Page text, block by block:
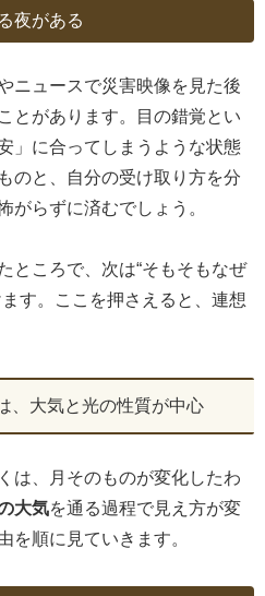
夜がある
ニュースで災害映像を見た後
とがあります。目の錯覚とい
」に合ってしまうような状態
のと、自分の受け取り方を分
がらずに済むでしょう。
ところで、次は“そもそもなぜ
す。ここを押さえると、連想
、大気と光の性質が中心
は、月そのものが変化したわ
大気を通る過程で見え方が変
を順に見ていきます。